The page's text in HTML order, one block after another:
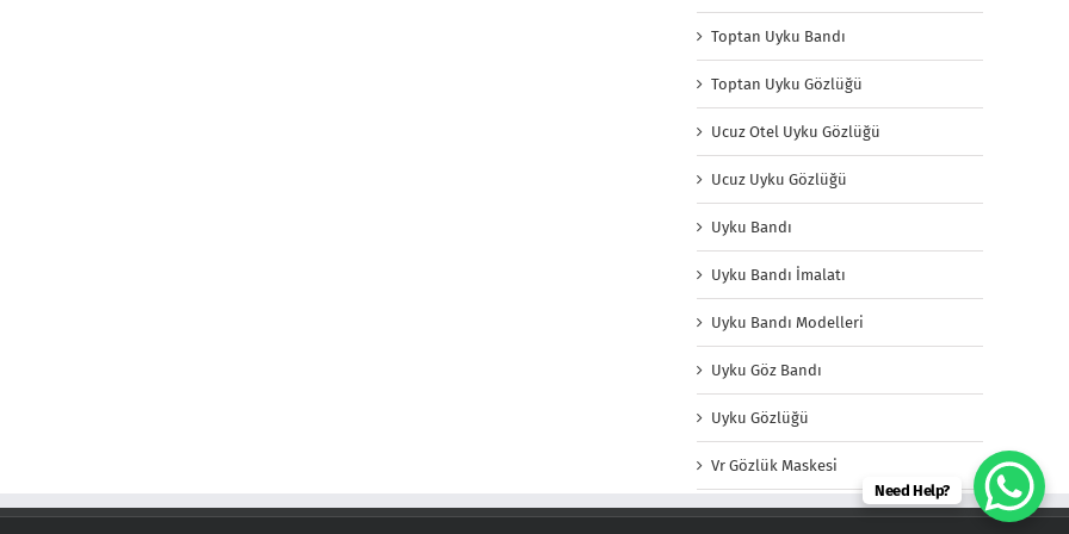
Toptan Uyku Bandı
Toptan Uyku Gözlüğü
Ucuz Otel Uyku Gözlüğü
Ucuz Uyku Gözlüğü
Uyku Bandı
Uyku Bandı İmalatı
Uyku Bandı Modelleri
Uyku Göz Bandı
Uyku Gözlüğü
Vr Gözlük Maskesi
Need Help?